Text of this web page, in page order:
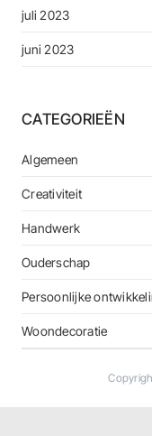
juli 2023
juni 2023
CATEGORIEËN
Algemeen
Creativiteit
Handwerk
Ouderschap
Persoonlijke
Woondecoratie